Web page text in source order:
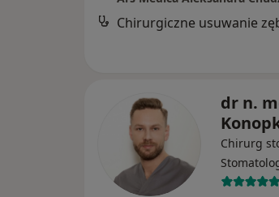
Chirurgiczne usuwanie
dr n.
Chirurg